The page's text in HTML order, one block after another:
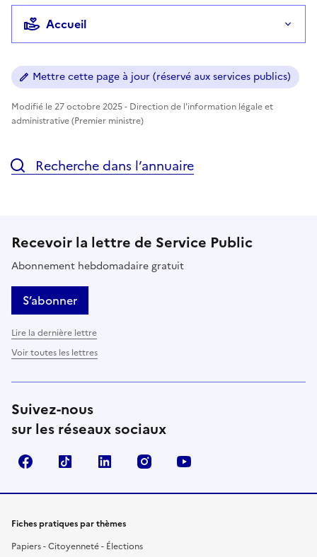
Accueil
Mettre cette page à jour (réservé aux services publics)
Modifié le 27 octobre 2025 - Direction de l'information légale et
administrative (Premier ministre)
Recherche dans l’annuaire
Recevoir la lettre de Service Public
Abonnement hebdomadaire gratuit
S’abonner
Lire la dernière lettre
Voir toutes les lettres
Suivez-nous
sur les réseaux sociaux
FacebookTikTok LinkedIn Instagram
Fiches pratiques par thèmes
Papiers - Citoyenneté - Élections